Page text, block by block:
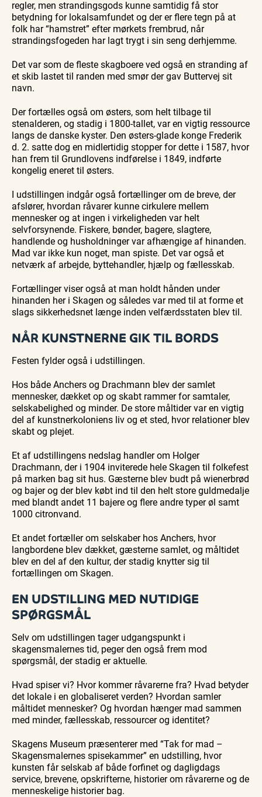
regler, men strandingsgods kunne samtidig få stor
betydning for lokalsamfundet og der er flere tegn på at
folk har “hamstret” efter mørkets frembrud, når
strandingsfogeden har lagt trygt i sin seng derhjemme.
Det var som de fleste skagboere ved også en stranding af
et skib lastet til randen med smør der gav Buttervej sit
navn.
Der fortælles også om østers, som helt tilbage til
stenalderen, og stadig i 1800-tallet, var en vigtig ressource
langs de danske kyster. Den østers-glade konge Frederik
d. 2. satte dog en midlertidig stopper for dette i 1587, hvor
han frem til Grundlovens indførelse i 1849, indførte
kongelig eneret til østers.
I udstillingen indgår også fortællinger om de breve, der
afslører, hvordan råvarer kunne cirkulere mellem
mennesker og at ingen i virkeligheden var helt
selvforsynende. Fiskere, bønder, bagere, slagtere,
handlende og husholdninger var afhængige af hinanden.
Mad var ikke kun noget, man spiste. Det var også et
netværk af arbejde, byttehandler, hjælp og fællesskab.
Fortællinger viser også at man holdt hånden under
hinanden her i Skagen og således var med til at forme et
slags sikkerhedsnet længe inden velfærdsstaten blev til.
NÅR KUNSTNERNE GIK TIL BORDS
Festen fylder også i udstillingen.
Hos både Anchers og Drachmann blev der samlet
mennesker, dækket op og skabt rammer for samtaler,
selskabelighed og minder. De store måltider var en vigtig
del af kunstnerkoloniens liv og et sted, hvor relationer blev
skabt og plejet.
Et af udstillingens nedslag handler om Holger
Drachmann, der i 1904 inviterede hele Skagen til folkefest
på marken bag sit hus. Gæsterne blev budt på wienerbrød
og bajer og der blev købt ind til den helt store guldmedalje
med blandt andet 11 bajere og flere andre typer øl samt
1000 citronvand.
Et andet fortæller om selskaber hos Anchers, hvor
langbordene blev dækket, gæsterne samlet, og måltidet
blev en del af den kultur, der stadig knytter sig til
fortællingen om Skagen.
EN UDSTILLING MED NUTIDIGE
SPØRGSMÅL
Selv om udstillingen tager udgangspunkt i
skagensmalernes tid, peger den også frem mod
spørgsmål, der stadig er aktuelle.
Hvad spiser vi? Hvor kommer råvarerne fra? Hvad betyder
det lokale i en globaliseret verden? Hvordan samler
måltidet mennesker? Og hvordan hænger mad sammen
med minder, fællesskab, ressourcer og identitet?
Skagens Museum præsenterer med “Tak for mad –
Skagensmalernes spisekammer” en udstilling, hvor
kunsten får selskab af både forfinet og dagligdags
service, brevene, opskrifterne, historier om råvarerne og de
menneskelige historier bag.